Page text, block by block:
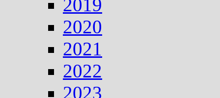
2019
2020
2021
2022
2023